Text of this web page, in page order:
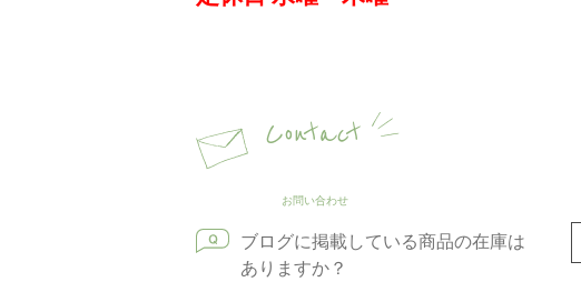
Contact
お問い合わせ
ブログに掲載している商品の在庫は
ありますか？